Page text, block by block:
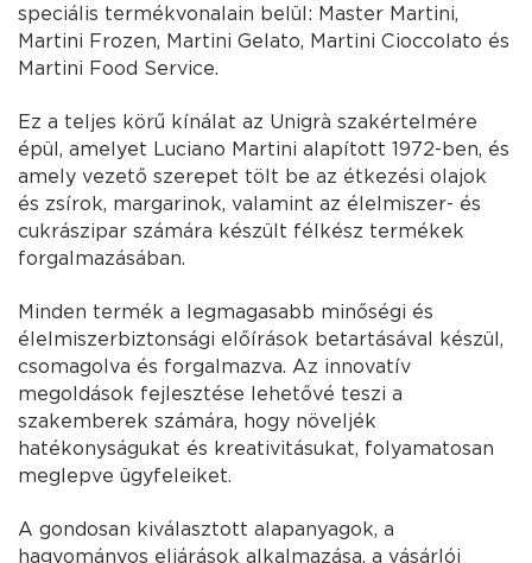
speciális termékvonalain belül: Master Martini,
Martini Frozen, Martini Gelato, Martini Cioccolato és
Martini Food Service.
Ez a teljes körű kínálat az Unigrà szakértelmére
épül, amelyet Luciano Martini alapított 1972-ben, és
amely vezető szerepet tölt be az étkezési olajok
és zsírok, margarinok, valamint az élelmiszer- és
cukrászipar számára készült félkész termékek
forgalmazásában.
Minden termék a legmagasabb minőségi és
élelmiszerbiztonsági előírások betartásával készül,
csomagolva és forgalmazva. Az innovatív
megoldások fejlesztése lehetővé teszi a
szakemberek számára, hogy növeljék
hatékonyságukat és kreativitásukat, folyamatosan
meglepve ügyfeleiket.
A gondosan kiválasztott alapanyagok, a
hagyományos eljárások alkalmazása, a vásárlói